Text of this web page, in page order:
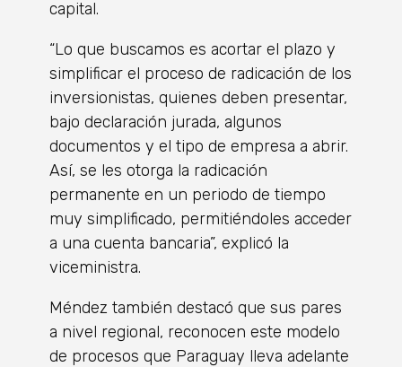
capital.
“Lo que buscamos es acortar el plazo y
simplificar el proceso de radicación de los
inversionistas, quienes deben presentar,
bajo declaración jurada, algunos
documentos y el tipo de empresa a abrir.
Así, se les otorga la radicación
permanente en un periodo de tiempo
muy simplificado, permitiéndoles acceder
a una cuenta bancaria”, explicó la
viceministra.
Méndez también destacó que sus pares
a nivel regional, reconocen este modelo
de procesos que Paraguay lleva adelante